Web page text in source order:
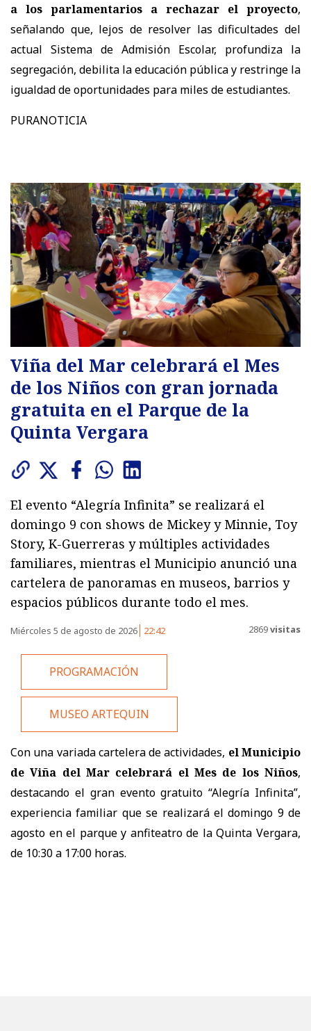
a los parlamentarios a rechazar el proyecto,
señalando que, lejos de resolver las dificultades del
actual Sistema de Admisión Escolar, profundiza la
segregación, debilita la educación pública y restringe la
igualdad de oportunidades para miles de estudiantes.
PURANOTICIA
Viña del Mar celebrará el Mes
de los Niños con gran jornada
gratuita en el Parque de la
Quinta Vergara
El evento “Alegría Infinita” se realizará el
domingo 9 con shows de Mickey y Minnie, Toy
Story, K-Guerreras y múltiples actividades
familiares, mientras el Municipio anunció una
cartelera de panoramas en museos, barrios y
espacios públicos durante todo el mes.
Miércoles 5 de agosto de 2026 22:42 2869visitas
PROGRAMACIÓN
MUSEO ARTEQUIN
Con una variada cartelera de actividades, el Municipio
de Viña del Mar celebrará el Mes de los Niños,
destacando el gran evento gratuito “Alegría Infinita”,
experiencia familiar que se realizará el domingo 9 de
agosto en el parque y anfiteatro de la Quinta Vergara,
de 10:30 a 17:00 horas.